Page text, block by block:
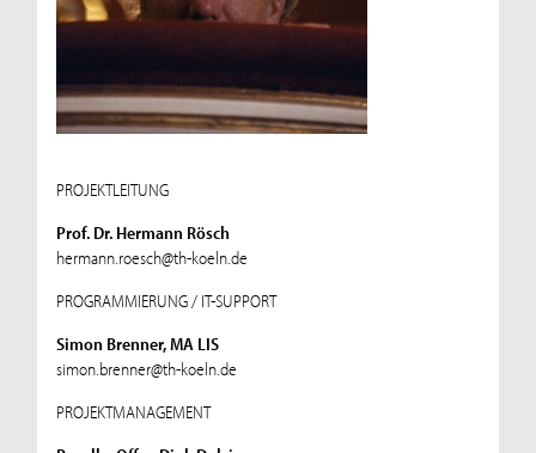
PROJEKTLEITUNG
Prof. Dr. Hermann Rösch
hermann.roesch@th-koeln.de
PROGRAMMIERUNG / IT-SUPPORT
Simon Brenner, MA LIS
simon.brenner@th-koeln.de
PROJEKTMANAGEMENT